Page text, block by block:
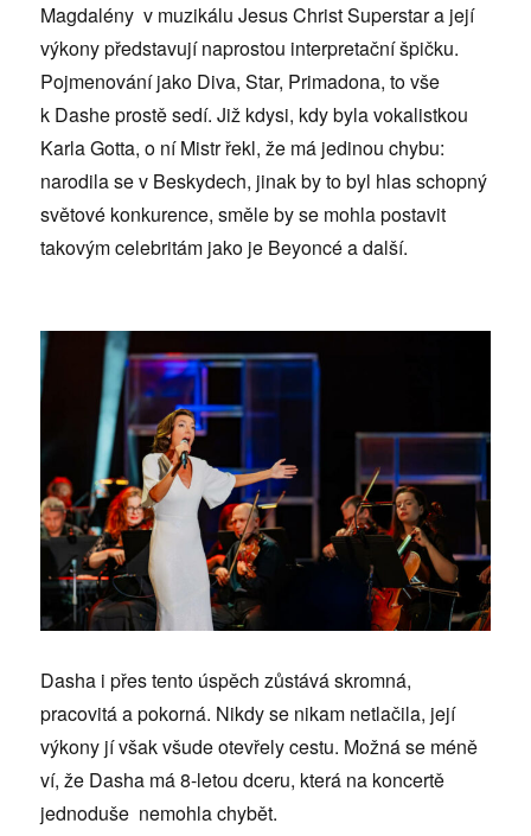
Magdalény v muzikálu Jesus Christ Superstar a její
výkony představují naprostou interpretační špičku.
Pojmenování jako Diva, Star, Primadona, to vše
k Dashe prostě sedí. Již kdysi, kdy byla vokalistkou
Karla Gotta, o ní Mistr řekl, že má jedinou chybu:
narodila se v Beskydech, jinak by to byl hlas schopný
světové konkurence, směle by se mohla postavit
takovým celebritám jako je Beyoncé a další.
Dasha i přes tento úspěch zůstává skromná,
pracovitá a pokorná. Nikdy se nikam netlačila, její
výkony jí však všude otevřely cestu. Možná se méně
ví, že Dasha má 8-letou dceru, která na koncertě
jednoduše nemohla chybět.